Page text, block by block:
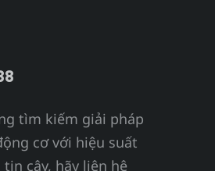
tìm kiếm giải pháp
cơ với hiệu suất
tin cậy, hãy liên hệ